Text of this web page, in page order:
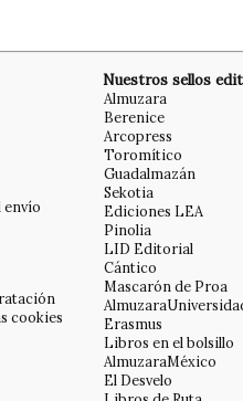
cookies
Nuestros sellos
Almuzara
Berenice
Arcopress
Toromítico
Guadalmazán
Sekotia
Ediciones LEA
Pinolia
LID Editorial
Cántico
Mascarón de Proa
Erasmus
Libros en el bolsillo
AlmuzaraMéxico
El Desvelo